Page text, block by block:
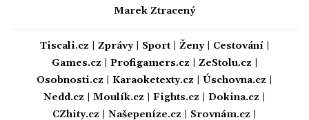
Marek Ztracený
Tiscali.cz Zprávy| Sport| Ženy| Cestování|
Games.cz
Profigamers.cz ZeStolu.cz
Osobnosti.cz
Karaoketexty.cz Úschovna.cz
Nedd.cz
Moulík.cz Fights.cz Dokina.cz
CZhity.cz
Našepeníze.cz Srovnám.cz